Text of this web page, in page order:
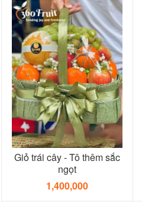
Giỏ trái cây - Tô thêm sắc
ngọt
1,400,000